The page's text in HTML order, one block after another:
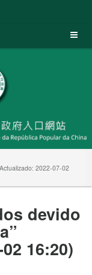
2022-07-02
devido
16:20)